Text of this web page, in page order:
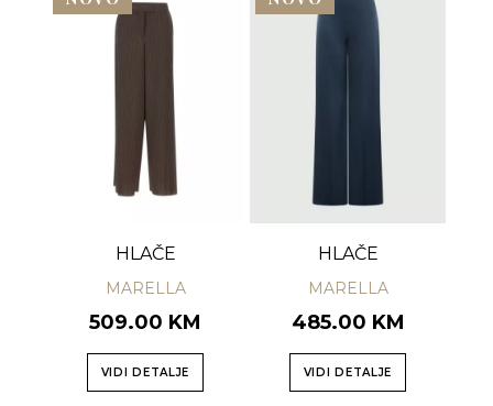
HLAČE
MARELLA
509.00 KM
VIDI DETALJE
HLAČE
MARELLA
485.00 KM
VIDI DETALJE